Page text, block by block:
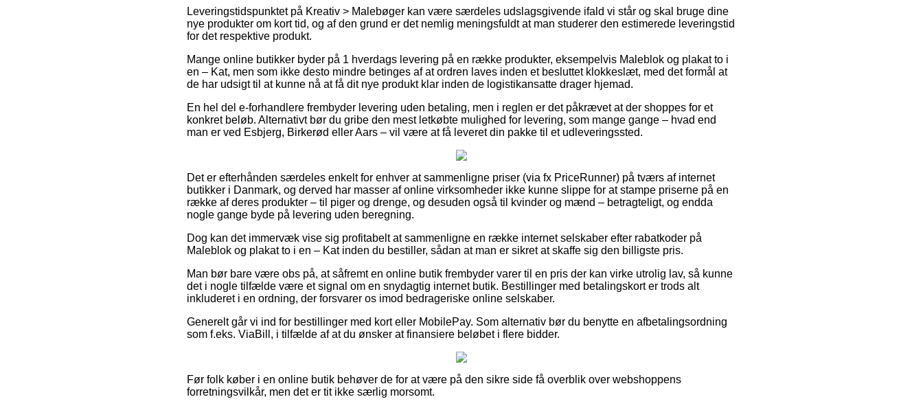
Leveringstidspunktet på Kreativ > Malebøger kan være særdeles udslagsgivende ifald vi står og skal bruge dine
nye produkter om kort tid, og af den grund er det nemlig meningsfuldt at man studerer den estimerede leveringstid
for det respektive produkt.
Mange online butikker byder på 1 hverdags levering på en række produkter, eksempelvis Maleblok og plakat to i
en – Kat, men som ikke desto mindre betinges af at ordren laves inden et besluttet klokkeslæt, med det formål at
de har udsigt til at kunne nå at få dit nye produkt klar inden de logistikansatte drager hjemad.
En hel del e-forhandlere frembyder levering uden betaling, men i reglen er det påkrævet at der shoppes for et
konkret beløb. Alternativt bør du gribe den mest letkøbte mulighed for levering, som mange gange – hvad end
man er ved Esbjerg, Birkerød eller Aars – vil være at få leveret din pakke til et udleveringssted.
Det er efterhånden særdeles enkelt for enhver at sammenligne priser (via fx PriceRunner) på tværs af internet
butikker i Danmark, og derved har masser af online virksomheder ikke kunne slippe for at stampe priserne på en
række af deres produkter – til piger og drenge, og desuden også til kvinder og mænd – betragteligt, og endda
nogle gange byde på levering uden beregning.
Dog kan det immervæk vise sig profitabelt at sammenligne en række internet selskaber efter rabatkoder på
Maleblok og plakat to i en – Kat inden du bestiller, sådan at man er sikret at skaffe sig den billigste pris.
Man bør bare være obs på, at såfremt en online butik frembyder varer til en pris der kan virke utrolig lav, så kunne
det i nogle tilfælde være et signal om en snydagtig internet butik. Bestillinger med betalingskort er trods alt
inkluderet i en ordning, der forsvarer os imod bedrageriske online selskaber.
Generelt går vi ind for bestillinger med kort eller MobilePay. Som alternativ bør du benytte en afbetalingsordning
som f.eks. ViaBill, i tilfælde af at du ønsker at finansiere beløbet i flere bidder.
Før folk køber i en online butik behøver de for at være på den sikre side få overblik over webshoppens
forretningsvilkår, men det er tit ikke særlig morsomt.